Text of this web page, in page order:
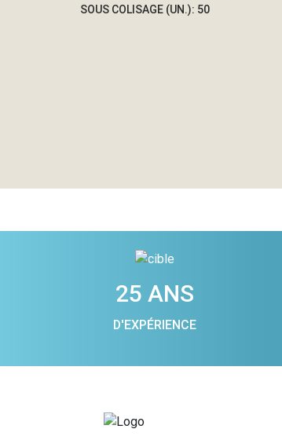
SOUS COLISAGE (UN.): 50
25 ANS
D'EXPÉRIENCE